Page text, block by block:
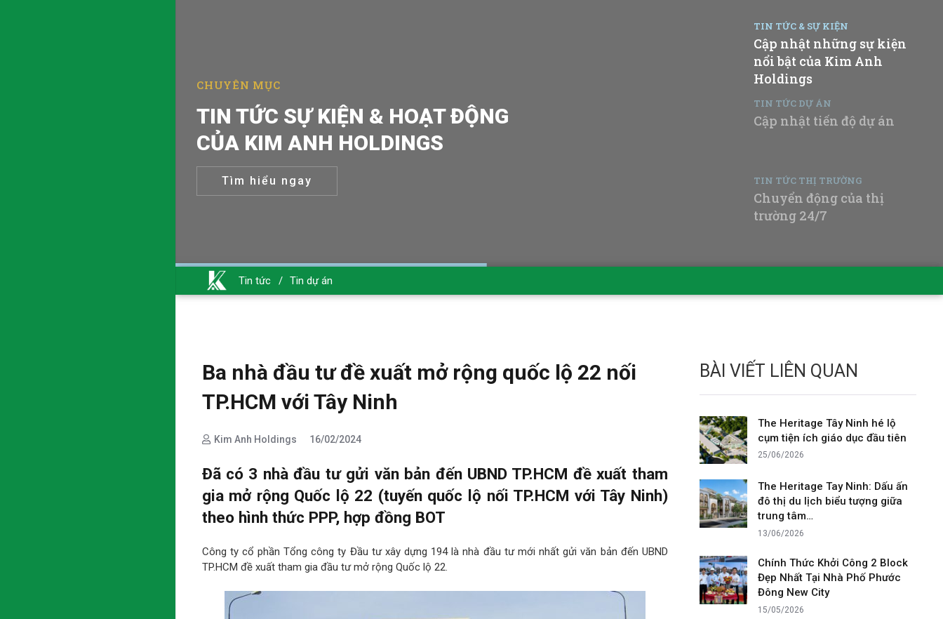
TIN TỨC & SỰ KIỆN
Cập nhật những sự kiện
nổi bật của Kim Anh
Holdings
TIN TỨC DỰ ÁN
Cập nhật tiến độ dự án
TIN TỨC THỊ TRƯỜNG
Chuyển động của thị
trường 24/7
TIN TỨC SỰ KIỆN & HOẠT ĐỘNG
CỦA KIM ANH HOLDINGS
CHUYÊN MỤC
Tìm hiểu ngay
Tin tức / Tin dự án
Ba nhà đầu tư đề xuất mở rộng quốc lộ 22 nối
TP.HCM với Tây Ninh
Kim Anh Holdings 16/02/2024
Đã có 3 nhà đầu tư gửi văn bản đến UBND TP.HCM đề xuất tham
gia mở rộng Quốc lộ 22 (tuyến quốc lộ nối TP.HCM với Tây Ninh)
theo hình thức PPP, hợp đồng BOT
Công ty cổ phần Tổng công ty Đầu tư xây dựng 194 là nhà đầu tư mới nhất gửi văn bản đến UBND
TP.HCM đề xuất tham gia đầu tư mở rộng Quốc lộ 22.
BÀI VIẾT LIÊN QUAN
The Heritage Tây Ninh hé lộ
cụm tiện ích giáo dục đầu tiên
25/06/2026
The Heritage Tay Ninh: Dấu ấn
đô thị du lịch biểu tượng giữa
trung tâm…
13/06/2026
Chính Thức Khởi Công 2 Block
Đẹp Nhất Tại Nhà Phố Phước
Đông New City
15/05/2026